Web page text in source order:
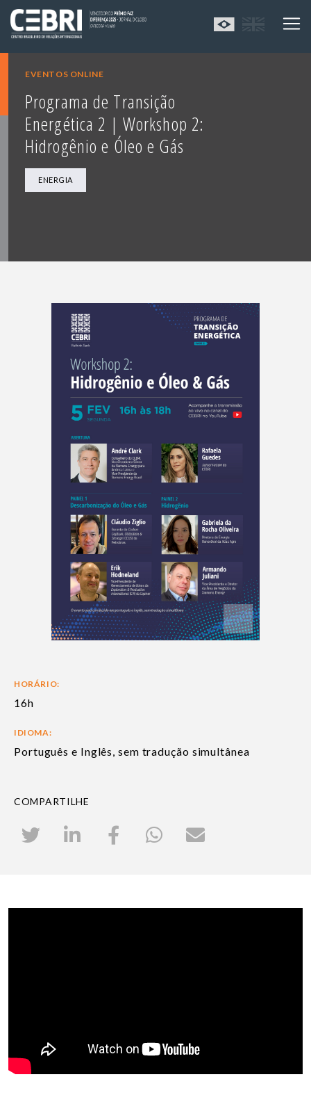
EVENTOS ONLINE
Programa de Transição
Energética 2 | Workshop 2:
Hidrogênio e Óleo e Gás
ENERGIA
HORÁRIO:
16h
IDIOMA:
Português e Inglês, sem tradução simultânea
COMPARTILHE